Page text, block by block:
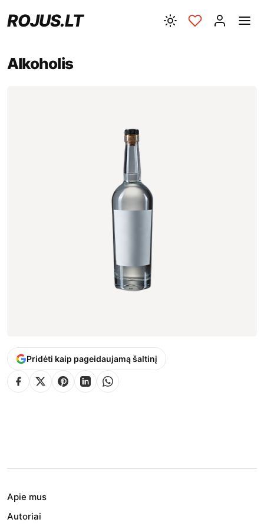
ROJUS.LT
Alkoholis
Pridėti kaip pageidaujamą šaltinį
Apie mus
Autoriai